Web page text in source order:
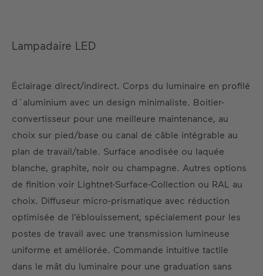
FR DE EN ES
Lampadaire LED
Éclairage direct/indirect. Corps du luminaire en profilé
d´aluminium avec un design minimaliste. Boitier-
convertisseur pour une meilleure maintenance, au
choix sur pied/base ou canal de câble intégrable au
plan de travail/table. Surface anodisée ou laquée
blanche, graphite, noir ou champagne. Autres options
de finition voir Lightnet-Surface-Collection ou RAL au
choix. Diffuseur micro-prismatique avec réduction
optimisée de l’éblouissement, spécialement pour les
postes de travail avec une transmission lumineuse
uniforme et améliorée. Commande intuitive tactile
dans le mât du luminaire pour une graduation sans